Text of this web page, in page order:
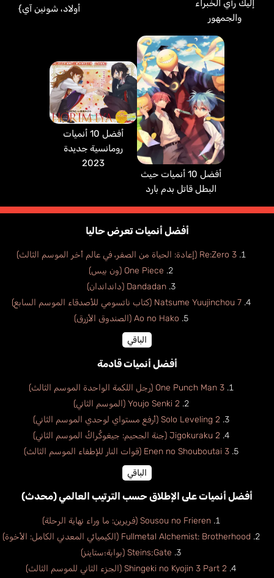
إليك رأي الخبراء
والجمهور
أولاد، شونين آي}
أفضل 10 أنميات حيث
البطل قاتل بدم بارد
أفضل 10 أنميات
رومانسية جديدة
2023
أفضل أنميات تعرض حاليا
Re:Zero 3 (إعادة: الحياة من الصفر، في عالم أخر الموسم الثالث)
One Piece (ون بيس)
Dandadan (دانداندان)
Natsume Yuujinchou 7 (كتاب ناتسومي للأصدقاء الموسم السابع)
Ao no Hako (الصندوق الأزرق)
الباقي
أفضل أنميات قادمة
One Punch Man 3 (رجل اللكمة الواحدة الموسم الثالث)
Youjo Senki 2 (الموسم الثاني)
Solo Leveling 2 (أرفع مستواي لوحدي الموسم الثاني)
Jigokuraku 2 (جنة الجحيم: جيغوكُراكُ الموسم الثاني)
Enen no Shouboutai 3 (قوات النار للإطفاء الموسم الثالث)
الباقي
أفضل أنميات على الإطلاق حسب الترتيب العالمي (محدث)
Sousou no Frieren (فريرين: ما وراء نهاية الرحلة)
Fullmetal Alchemist: Brotherhood (الكيميائي المعدني الكامل: الأخوة)
Steins;Gate (بوابة؛ستاينز)
Shingeki no Kyojin 3 Part 2 (الجزء الثاني للموسم الثالث)